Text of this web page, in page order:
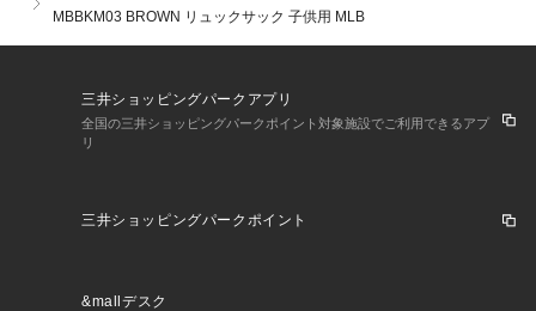
MBBKM03 BROWN リュックサック 子供用 MLB
三井ショッピングパークアプリ
全国の三井ショッピングパークポイント対象施設でご利用できるアプ
リ
三井ショッピングパークポイント
&mallデスク